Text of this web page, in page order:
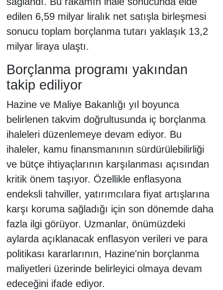
edilen 6,59 milyar liralık net satışla birleşmesi
sonucu toplam borçlanma tutarı yaklaşık 13,2
milyar liraya ulaştı.
Borçlanma programı yakından
takip ediliyor
Hazine ve Maliye Bakanlığı yıl boyunca
belirlenen takvim doğrultusunda iç borçlanma
ihaleleri düzenlemeye devam ediyor. Bu
ihaleler, kamu finansmanının sürdürülebilirliği
ve bütçe ihtiyaçlarının karşılanması açısından
kritik önem taşıyor. Özellikle enflasyona
endeksli tahviller, yatırımcılara fiyat artışlarına
karşı koruma sağladığı için son dönemde daha
fazla ilgi görüyor. Uzmanlar, önümüzdeki
aylarda açıklanacak enflasyon verileri ve para
politikası kararlarının, Hazine'nin borçlanma
maliyetleri üzerinde belirleyici olmaya devam
edeceğini ifade ediyor.